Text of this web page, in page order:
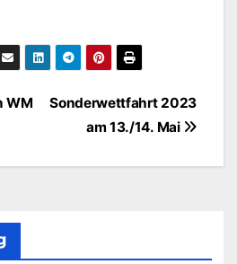
Sonderwettfahrt 2023
am 13./14. Mai
WM